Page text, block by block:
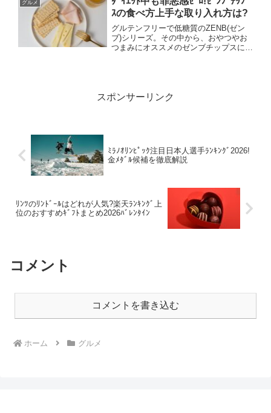
今...
グルメ
ｽの食べ方上手な取り入れ方は?
グルテンフリーで低糖質のZENB(ゼン
ブ)シリーズ。その中から、おやつやお
つまみにオススメのゼンブチップスにつ
スポンサーリンク
ﾐﾗﾉｵﾘﾝﾋﾟｯｸ注目日本人選手ﾗﾝｷﾝｸﾞ2026!
金ﾒﾀﾞﾙ候補を徹底解説
ﾘﾝﾂのﾘﾝﾄﾞｰﾙはどれが人気?楽天ﾗﾝｷﾝｸﾞ上
位のおすすめｷﾞﾌﾄまとめ2026ﾊﾞﾚﾝﾀｲﾝ
コメント
コメントを書き込む
ホーム グルメ